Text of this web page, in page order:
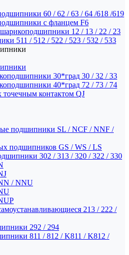
60 / 62 / 63 / 64 /618 /619
с фланцем F6
12 / 13 / 22 / 23
511 / 512 / 522 / 523 / 532 / 533
30*град 30 / 32 / 33
40*град 72 / 73 / 74
контактом QJ
подшипники SL / NCF / NNF /
подшипников GS / WS / LS
302 / 313 / 320 / 322 / 330
/ NNU
213 / 222 /
292 / 294
811 / 812 / K811 / K812 /